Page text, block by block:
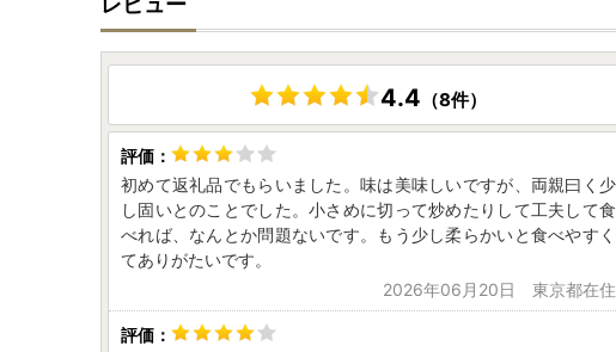
4.4 （8件）
初めて返礼品でもらいました。味は美味しいですが、両親曰く少
し固いとのことでした。小さめに切って炒めたりして工夫して食
べれば、なんとか問題ないです。もう少し柔らかいと食べやすく
てありがたいです。
2026年06月20日 東京都在住